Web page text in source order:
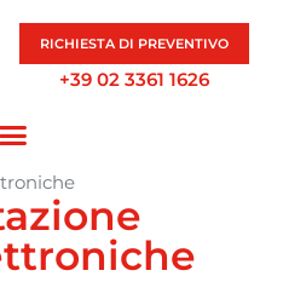
RICHIESTA DI PREVENTIVO
+39 02 3361 1626